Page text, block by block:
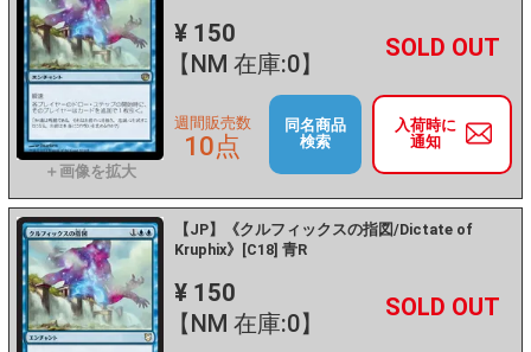
¥ 150
【NM 在庫:0】
－ +
入荷時に
通知
週間販売数
10点
同名商品
検索
【JP】《クルフィックスの指図/Dictate of
Kruphix》[C18] 青R
¥ 150
【NM 在庫:0】
－ +